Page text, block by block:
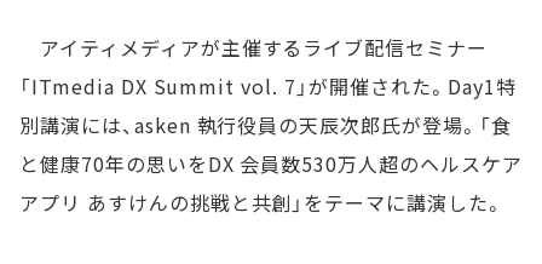
アイティメディアが主催するライブ配信セミナー
「ITmedia DX Summit vol. 7」が開催された。Day1特
別講演には、asken 執行役員の天辰次郎氏が登場。「食
と健康70年の思いをDX 会員数530万人超のヘルスケア
アプリ あすけんの挑戦と共創」をテーマに講演した。